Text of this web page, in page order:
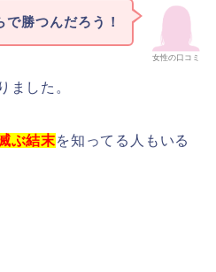
女性の口コミ
勝つんだろう！
ました。
ぶ結末を知ってる人もいる